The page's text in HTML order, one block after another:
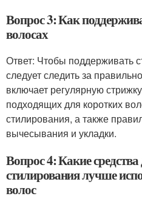
Вопрос 3: Как
волосах
Ответ: Чтобы поддерживать
следует следить за
включает регулярную
подходящих для коротких
стилирования, а также
вычесывания и укладки.
Вопрос 4: Какие средства
стилирования лучше
волос